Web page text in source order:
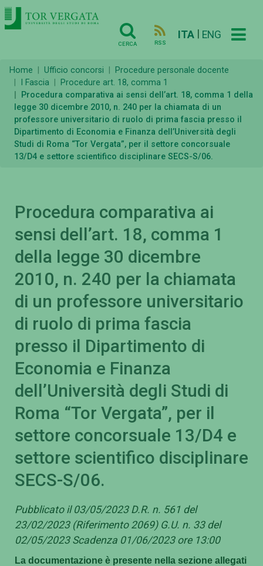
CERCA RSS
ITA ENG
Home Ufficio concorsi
Procedure personale docente
I Fascia
Procedure art. 18, comma 1
Procedura comparativa ai sensi dell’art. 18, comma 1 della
legge 30 dicembre 2010, n. 240 per la chiamata di un
professore universitario di ruolo di prima fascia presso il
Dipartimento di Economia e Finanza dell’Università degli
Studi di Roma “Tor Vergata”, per il settore concorsuale
13/D4 e settore scientifico disciplinare SECS-S/06.
Procedura comparativa ai
sensi dell’art. 18, comma 1
della legge 30 dicembre
2010, n. 240 per la chiamata
di un professore universitario
di ruolo di prima fascia
presso il Dipartimento di
Economia e Finanza
dell’Università degli Studi di
Roma “Tor Vergata”, per il
settore concorsuale 13/D4 e
settore scientifico disciplinare
SECS-S/06.
Pubblicato il 03/05/2023 D.R. n. 561 del
23/02/2023 (Riferimento 2069) G.U. n. 33 del
02/05/2023 Scadenza 01/06/2023 ore 13:00
La documentazione è presente nella sezione allegati